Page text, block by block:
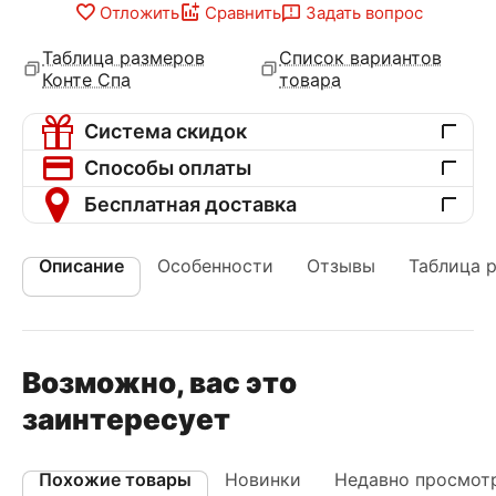
Отложить Сравнить Задать вопрос
Таблица размеров
Конте Спа
Список вариантов
товара
Система скидок
Способы оплаты
Бесплатная доставка
Описание Особенности Отзывы Таблица
Возможно, вас это
заинтересует
Похожие товары Новинки Недавно